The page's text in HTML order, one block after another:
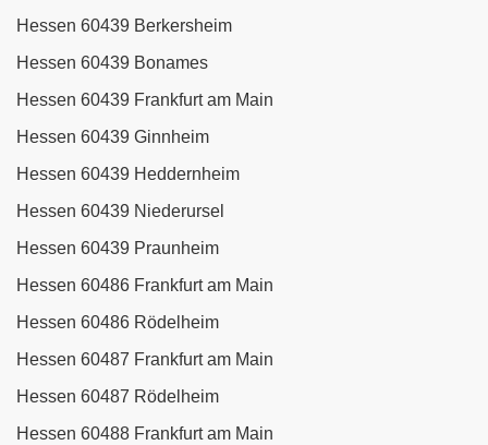
Hessen 60439 Berkersheim
Hessen 60439 Bonames
Hessen 60439 Frankfurt am Main
Hessen 60439 Ginnheim
Hessen 60439 Heddernheim
Hessen 60439 Niederursel
Hessen 60439 Praunheim
Hessen 60486 Frankfurt am Main
Hessen 60486 Rödelheim
Hessen 60487 Frankfurt am Main
Hessen 60487 Rödelheim
Hessen 60488 Frankfurt am Main